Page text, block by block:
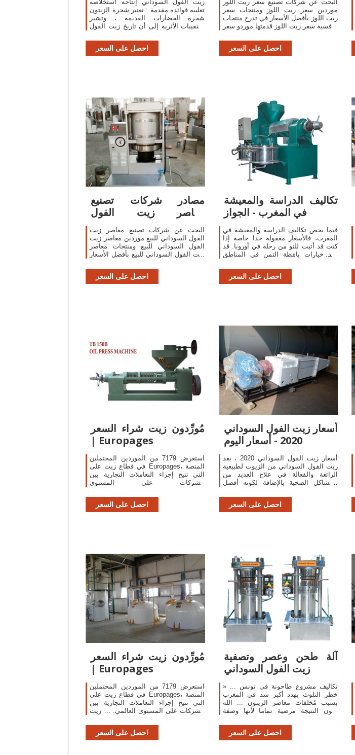
زيت الفول السوداني إنتاجه استخلاصه
تعليبه فوائده مقدمة : تعتبر شجرة الزيتون
شجرة الحضارات القديمة ، وتشير
التنقيبات الأثرية إلى أن تاريخ زيت الفول
ومنذ العهد البرونزي ، ويعتقد الكثير من
احصل على السعر
البحث عن شركات تصنيع سعر زيت اللوز
موردين سعر زيت اللوز ومنتجات سعر
زيت اللوز بأفضل الأسعار في تدرج منتجات
تنافسية سعر زيت اللوز قدمتها موردو سعر
يرجى تصفح وتحديد المنتجات
احصل على السعر
مصادر شركات تصنيع
معاصر زيت الفول
السوداني للبيع
البحث عن شركات تصنيع معاصر زيت
الفول السوداني للبيع موردين معاصر زيت
الفول السوداني للبيع ومنتجات معاصر
زيت الفول السوداني للبيع بأفضل الأسعار
النفط النازع ضاغط ال زيت ون/جوز الهند/
الفول السوداني
احصل على السعر
تكاليف الدراسة والمعيشة
في المغرب - الجواز
فيما يخص تكاليف الدراسة والمعيشة في
المغرب، فالأسعار معقولة جدا خاصة إذا
كنت قد أتيت للتو من رحلة في أوروبا. قد
تجد خيارات باهظة الثمن في المناطق
للجزء الأكبر فالطعام والسكن منخفض
احصل على السعر
مُورِّدون زيت شراء السعر
| Europages
استعرض 7179 من الموردين المحتملين
في قطاع زيت على Europages، المنصة
التي تتيح إجراء التعاملات التجارية بين
الشركات على المستوى
Gimignano سان جيمينيانو في مقاطعة
احصل على السعر
أسعار زيت الفول السوداني
2020 - أسعار اليوم
أسعار زيت الفول السوداني 2020 ، يعد
زيت الفول السوداني من الزيوت لطبيعية
الرائعة والفعالة في علاج العديد من
المشاكل الصحية بالإضافة لكونه أفضل
تتسبب في زيادة الوزن ورفع معدلات
الكوليسترول الضار
احصل على السعر
مُورِّدون زيت شراء السعر
| Europages
استعرض 7179 من الموردين المحتملين
في قطاع زيت على Europages، المنصة
التي تتيح إجراء التعاملات التجارية بين
الشركات على المستوى العالمي. ... زيت
احصل على السعر
آلة طحن وعصر وتصفية
زيت الفول السوداني
» تكاليف مشروع طاحونة فى تونس ...
خطر التلوث يهدد أكبر سد في المغرب
بسبب مُخلفات معاصر الزيتون ... الله
تكون النتيجة مرضية تماما لأنها وصفة
معلقة من دقيق ...
احصل على السعر